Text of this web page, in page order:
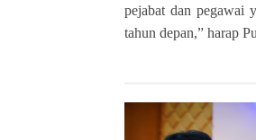
pejabat dan pegawai
tahun depan,” harap